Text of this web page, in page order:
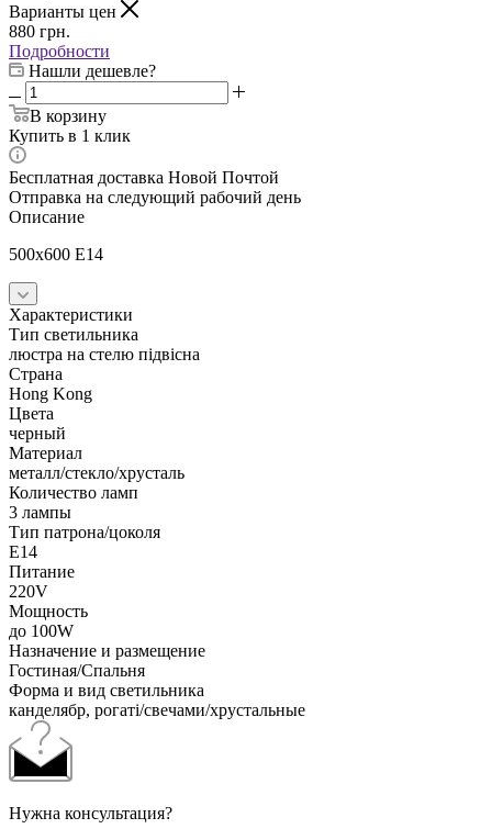
Варианты цен
880 грн.
Подробности
Нашли дешевле?
В корзину
Купить в 1 клик
Бесплатная доставка Новой Почтой
Отправка на следующий рабочий день
Описание
500x600 E14
Характеристики
Тип светильника
люстра на стелю підвісна
Страна
Hong Kong
Цвета
черный
Материал
металл/стекло/хрусталь
Количество ламп
3 лампы
Тип патрона/цоколя
E14
Питание
220V
Мощность
до 100W
Назначение и размещение
Гостиная/Спальня
Форма и вид светильника
канделябр, рогаті/свечами/хрустальные
Нужна консультация?